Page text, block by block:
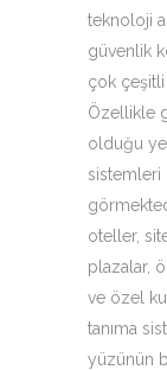
teknoloji
güvenlik
çok çeşitli
Özellikle
olduğu
sistemleri
oteller,
plazalar,
ve özel
tanıma
yüzünün